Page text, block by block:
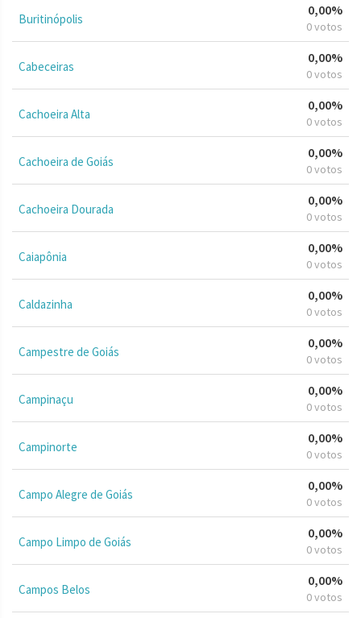
Buritinópolis
0,00%
0 votos
Cabeceiras
0,00%
0 votos
Cachoeira Alta
0,00%
0 votos
Cachoeira de Goiás
0,00%
0 votos
Cachoeira Dourada
0,00%
0 votos
Caiapônia
0,00%
0 votos
Caldazinha
0,00%
0 votos
Campestre de Goiás
0,00%
0 votos
Campinaçu
0,00%
0 votos
Campinorte
0,00%
0 votos
Campo Alegre de Goiás
0,00%
0 votos
Campo Limpo de Goiás
0,00%
0 votos
Campos Belos
0,00%
0 votos